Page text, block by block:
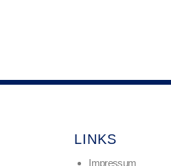
LINKS
Impressum